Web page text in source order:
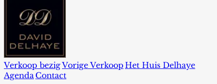
Verkoop bezigVorige Verkoop Het Huis Delhaye
Agenda Contact